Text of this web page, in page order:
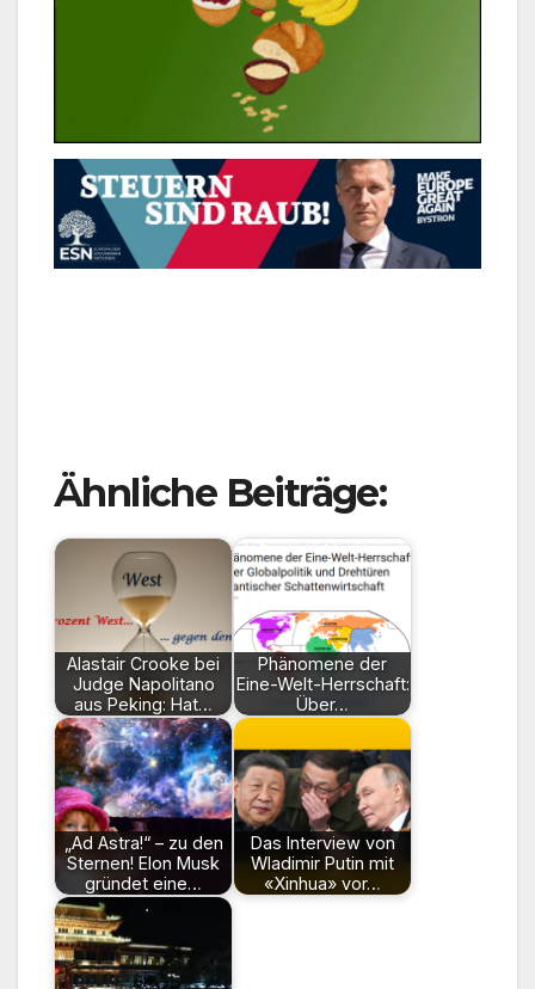
Ähnliche Beiträge:
Alastair Crooke bei
Judge Napolitano
aus Peking: Hat…
Phänomene der
Eine-Welt-Herrschaft:
Über…
„Ad Astra!“ – zu den
Sternen! Elon Musk
gründet eine…
Das Interview von
Wladimir Putin mit
«Xinhua» vor…